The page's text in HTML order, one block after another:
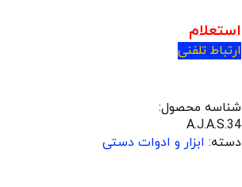
استعلام
ارتباط تلفنی
شناسه محصول:
A.J.A.S.34
دسته: ابزار و ادوات دستی